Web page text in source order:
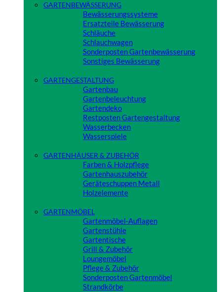
GARTENBEWÄSSERUNG
Bewässerungssysteme
Ersatzteile Bewässerung
Schläuche
Schlauchwagen
Sonderposten Gartenbewässerung
Sonstiges Bewässerung
GARTENGESTALTUNG
Gartenbau
Gartenbeleuchtung
Gartendeko
Restposten Gartengestaltung
Wasserbecken
Wasserspiele
GARTENHÄUSER & ZUBEHÖR
Farben & Holzpflege
Gartenhauszubehör
Geräteschuppen Metall
Holzelemente
GARTENMÖBEL
Gartenmöbel-Auflagen
Gartenstühle
Gartentische
Grill & Zubehör
Loungemöbel
Pflege & Zubehör
Sonderposten Gartenmöbel
Strandkörbe